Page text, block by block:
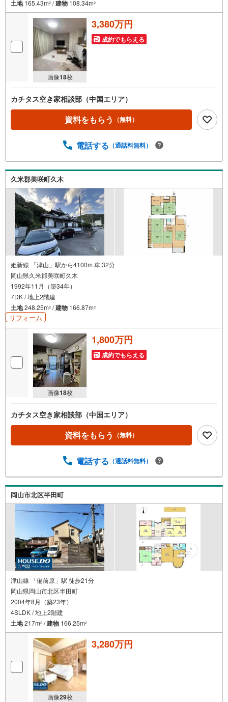
土地165.43m2 /建物 108.34m2
画像18枚
3,380万円
成約でもらえる
カチタス空き家相談部（中国エリア）
資料をもらう （無料）
電話する （通話料無料）
久米郡美咲町久木
姫新線 「津山」駅から4100m 車:32分
岡山県久米郡美咲町久木
1992年11月（築34年）
7DK / 地上2階建
土地248.25m2 /建物 166.87m2
リフォーム
画像18枚
1,800万円
成約でもらえる
カチタス空き家相談部（中国エリア）
資料をもらう （無料）
電話する （通話料無料）
岡山市北区半田町
津山線 「備前原」駅 徒歩21分
岡山県岡山市北区半田町
2004年8月（築23年）
4SLDK / 地上2階建
土地217m2 /建物 166.25m2
画像29枚
3,280万円